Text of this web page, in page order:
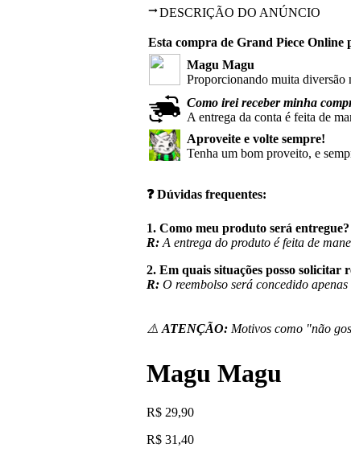
DESCRIÇÃO DO ANÚNCIO
Esta compra de Grand Piece Online
Magu Magu
Proporcionando muita diversão
Como irei receber minha
A entrega da conta é feita de
Aproveite e volte sempre!
Tenha um bom proveito, e
❓Dúvidas frequentes:
1. Como meu produto será entregue?
R: A entrega do produto é feita de
2. Em quais situações posso solicitar
R: O reembolso será concedido
⚠️ ATENÇÃO:Motivos como "não
Magu Magu
R$ 29,90
R$ 31,40